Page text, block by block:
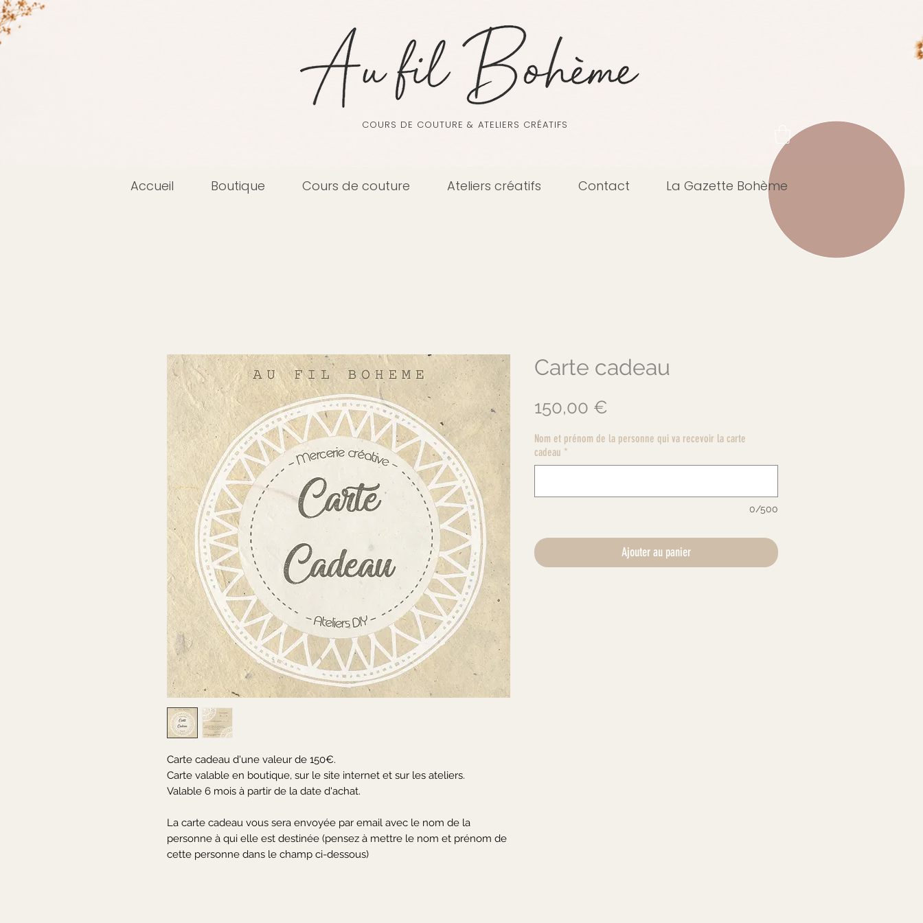
COURS DE COUTURE & ATELIERS CRÉATIFS
Accueil Boutique Cours de couture Ateliers créatifs Contact La Gazette Bohème
Carte cadeau d'une valeur de 150€.
Carte valable en boutique, sur le site internet et sur les ateliers.
Valable 6 mois à partir de la date d'achat.
La carte cadeau vous sera envoyée par email avec le nom de la
personne à qui elle est destinée (pensez à mettre le nom et prénom de
cette personne dans le champ ci-dessous)
Carte cadeau
150,00 €
Nom et prénom de la personne qui va recevoir la carte
cadeau *
0/500
Ajouter au panier